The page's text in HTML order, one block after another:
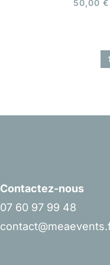
50,00€
1
Contactez-nous
07 60 97 99 48